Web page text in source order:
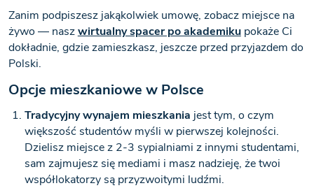
Zanim podpiszesz jakąkolwiek umowę, zobacz miejsce na
żywo — naszwirtualny spacer po akademikupokaże Ci
dokładnie, gdzie zamieszkasz, jeszcze przed przyjazdem do
Polski.
Opcje mieszkaniowe w Polsce
Tradycyjny wynajem mieszkania jest tym, o czym
większość studentów myśli w pierwszej kolejności.
Dzielisz miejsce z 2-3 sypialniami z innymi studentami,
sam zajmujesz się mediami i masz nadzieję, że twoi
współlokatorzy są przyzwoitymi ludźmi.